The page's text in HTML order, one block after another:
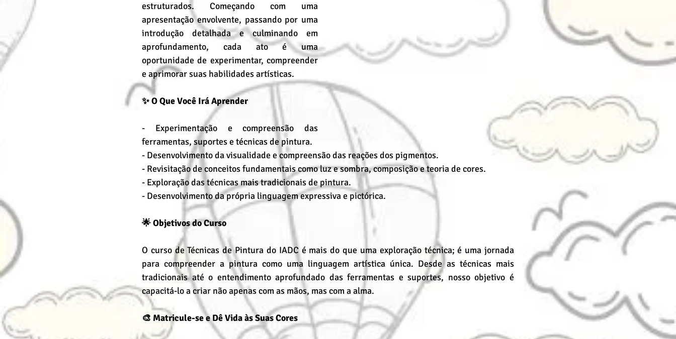
estruturados. Começando com uma
apresentação envolvente, passando por uma
introdução detalhada e culminando em
aprofundamento, cada ato é uma
oportunidade de experimentar, compreender
e aprimorar suas habilidades artísticas.
✨ O Que Você Irá Aprender
- Experimentação e compreensão das
ferramentas, suportes e técnicas de pintura.
- Desenvolvimento da visualidade e compreensão das reações dos pigmentos.
- Revisitação de conceitos fundamentais como luz e sombra, composição e teoria de cores.
- Exploração das técnicas mais tradicionais de pintura.
- Desenvolvimento da própria linguagem expressiva e pictórica.
🌟 Objetivos do Curso
O curso de Técnicas de Pintura do IADC é mais do que uma exploração técnica; é uma jornada
para compreender a pintura como uma linguagem artística única. Desde as técnicas mais
tradicionais até o entendimento aprofundado das ferramentas e suportes, nosso objetivo é
capacitá-lo a criar não apenas com as mãos, mas com a alma.
🎨 Matricule-se e Dê Vida às Suas Cores